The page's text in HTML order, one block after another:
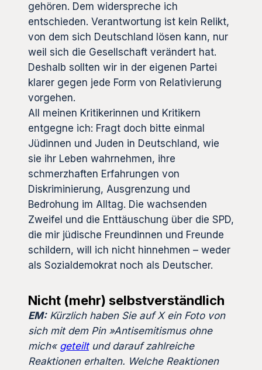
gehören. Dem widerspreche ich
entschieden. Verantwortung ist kein Relikt,
von dem sich Deutschland lösen kann, nur
weil sich die Gesellschaft verändert hat.
Deshalb sollten wir in der eigenen Partei
klarer gegen jede Form von Relativierung
vorgehen.
All meinen Kritikerinnen und Kritikern
entgegne ich: Fragt doch bitte einmal
Jüdinnen und Juden in Deutschland, wie
sie ihr Leben wahrnehmen, ihre
schmerzhaften Erfahrungen von
Diskriminierung, Ausgrenzung und
Bedrohung im Alltag. Die wachsenden
Zweifel und die Enttäuschung über die SPD,
die mir jüdische Freundinnen und Freunde
schildern, will ich nicht hinnehmen – weder
als Sozialdemokrat noch als Deutscher.
Nicht (mehr) selbstverständlich
EM:Kürzlich haben Sie auf X ein Foto von
sich mit dem Pin »Antisemitismus ohne
mich« geteiltund darauf zahlreiche
Reaktionen erhalten. Welche Reaktionen